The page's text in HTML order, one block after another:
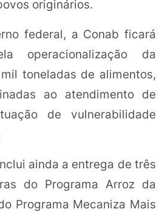
originários.
federal, a Conab ficará
operacionalização da
toneladas de alimentos,
ao atendimento de
de vulnerabilidade
ainda a entrega de três
do Programa Arroz da
Programa Mecaniza Mais